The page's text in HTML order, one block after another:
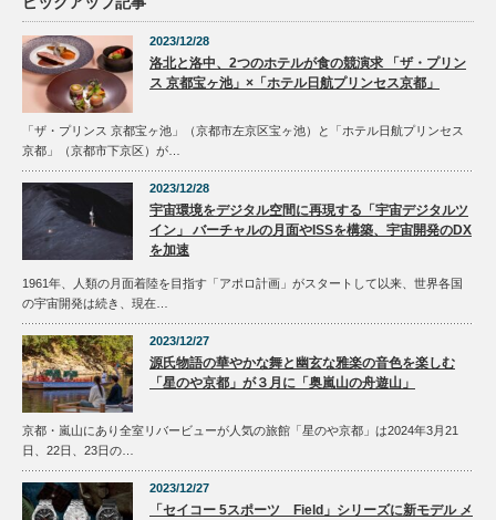
2023/12/28
洛北と洛中、2つのホテルが食の競演求 「ザ・プリン
ス 京都宝ヶ池」×「ホテル日航プリンセス京都」
「ザ・プリンス 京都宝ヶ池」（京都市左京区宝ヶ池）と「ホテル日航プリンセス
京都」（京都市下京区）が…
2023/12/28
宇宙環境をデジタル空間に再現する「宇宙デジタルツ
イン」 バーチャルの月面やISSを構築、宇宙開発のDX
を加速
1961年、人類の月面着陸を目指す「アポロ計画」がスタートして以来、世界各国
の宇宙開発は続き、現在…
2023/12/27
源氏物語の華やかな舞と幽玄な雅楽の音色を楽しむ
「星のや京都」が３月に「奥嵐山の舟遊山」
京都・嵐山にあり全室リバービューが人気の旅館「星のや京都」は2024年3月21
日、22日、23日の…
2023/12/27
「セイコー 5スポーツ Field」シリーズに新モデル メ